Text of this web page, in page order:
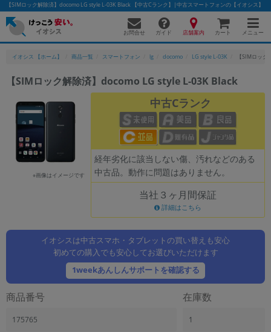
【SIMロック解除済】docomo LG style L-03K Black 【中古Cランク】|中古スマートフォンの【イオシス】
お問合せ ガイド 店舗案内 カート メニュー
イオシス 【ホーム】 商品一覧 スマートフォン lg docomo LG style L-03K 【SIMロッ
【SIMロック解除済】docomo LG style L-03K Black
※画像はイメージです
中古Cランク
経年劣化に該当しない傷、汚れなどのある
中古品。動作に問題はありません。
当社３ヶ月間保証
詳細はこちら
イオシスは中古スマホ・タブレットの買い替えも安心
初めての購入でも安心してお選びいただけます
1weekあんしんサポートを確認する
商品番号
175765
在庫数
1
かんたんパソコン検索に切り替える
フリーワード
除外ワード
EliteBookMacBook
商品シリーズ名・ブランド名の絞り込み。
「iPhone」「Xperia」「Galaxy」など
メーカー
「Apple」「SONY」「SHARP」など